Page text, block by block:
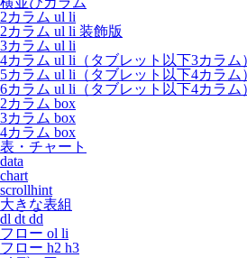
2カラム ul li
2カラム ul li 装飾版
3カラム ul li
4カラム ul li（タブレット以下3カラム
5カラム ul li（タブレット以下4カラム
6カラム ul li（タブレット以下4カラム
2カラム box
3カラム box
4カラム box
表・チャート
data
chart
scrollhint
大きな表組
dl dt dd
フロー ol li
フロー h2 h3